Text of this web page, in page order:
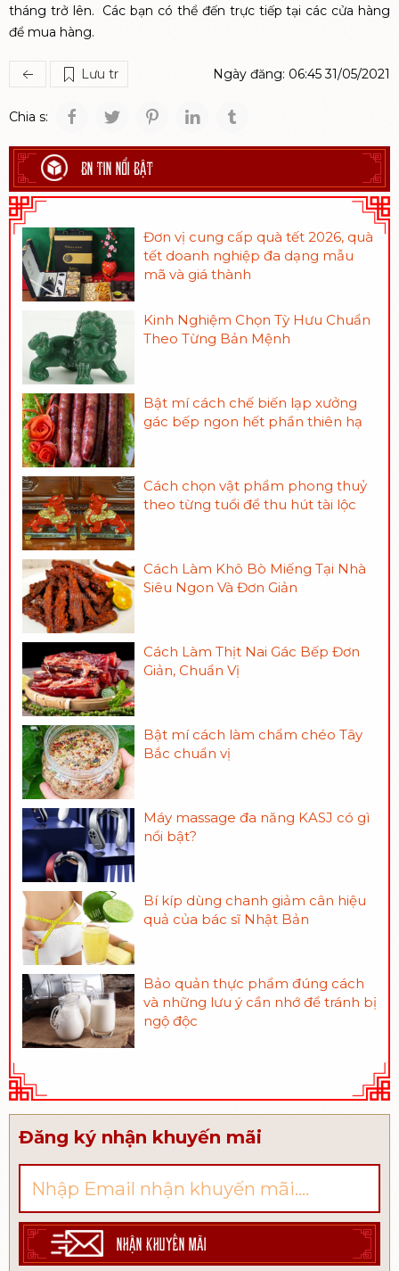
tháng trở lên. Các bạn có thể đến trực tiếp tại các cửa hàng
để mua hàng.
Lưu tr Ngày đăng: 06:45 31/05/2021
Chia s:
BN TIN NỔI BẬT
Đơn vị cung cấp quà tết 2026, quà
tết doanh nghiệp đa dạng mẫu
mã và giá thành
Kinh Nghiệm Chọn Tỳ Hưu Chuẩn
Theo Từng Bản Mệnh
Bật mí cách chế biến lạp xưởng
gác bếp ngon hết phần thiên hạ
Cách chọn vật phẩm phong thuỷ
theo từng tuổi để thu hút tài lộc
Cách Làm Khô Bò Miếng Tại Nhà
Siêu Ngon Và Đơn Giản
Cách Làm Thịt Nai Gác Bếp Đơn
Giản, Chuẩn Vị
Bật mí cách làm chẩm chéo Tây
Bắc chuẩn vị
Máy massage đa năng KASJ có gì
nổi bật?
Bí kíp dùng chanh giảm cân hiệu
quả của bác sĩ Nhật Bản
Bảo quản thực phẩm đúng cách
và những lưu ý cần nhớ để tránh bị
ngộ độc
Đăng ký nhận khuyến mãi
NHẬN KHUYẾN MÃI